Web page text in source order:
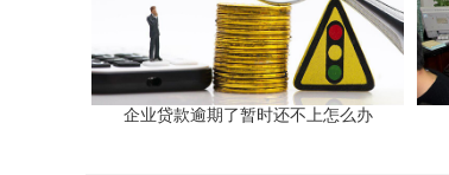
企业贷款逾期了暂时还不上怎么办